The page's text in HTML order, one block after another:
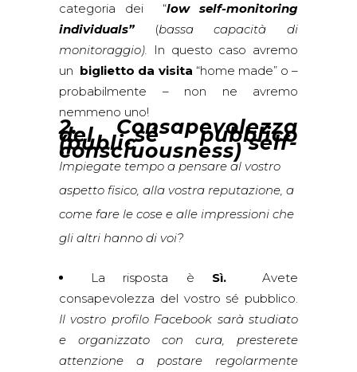
categoria dei “low self-monitoring
individuals”(bassa capacità di
monitoraggio). In questo caso avremo
un biglietto da visita “home made” o –
probabilmente – non ne avremo
nemmeno uno!
2. Consapevolezza
del sé pubblico
(public self-
consciuousness)
Impiegate tempo a pensare al vostro
aspetto fisico, alla vostra reputazione, a
come fare le cose e alle impressioni che
gli altri hanno di voi?
La risposta è Sì. Avete
consapevolezza del vostro sé pubblico.
Il vostro profilo Facebook sarà studiato
e organizzato con cura, presterete
attenzione a postare regolarmente